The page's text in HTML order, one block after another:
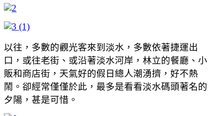
以往，多數的觀光客來到淡水，多數依著捷運出
口，或往老街、或沿著淡水河岸，林立的餐廳、小
販和商店街，天氣好的假日總人潮湧擠，好不熱
鬧。卻經常僅僅於此，最多是看看淡水碼頭著名的
夕陽，甚是可惜。